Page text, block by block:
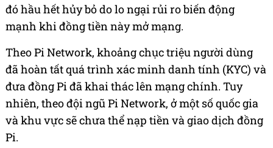
đó hầu hết hủy bỏ do lo ngại rủi ro biến động
mạnh khi đồng tiền này mở mạng.
Theo Pi Network, khoảng chục triệu người dùng
đã hoàn tất quá trình xác minh danh tính (KYC) và
đưa đồng Pi đã khai thác lên mạng chính. Tuy
nhiên, theo đội ngũ Pi Network, ở một số quốc gia
và khu vực sẽ chưa thể nạp tiền và giao dịch đồng
Pi.